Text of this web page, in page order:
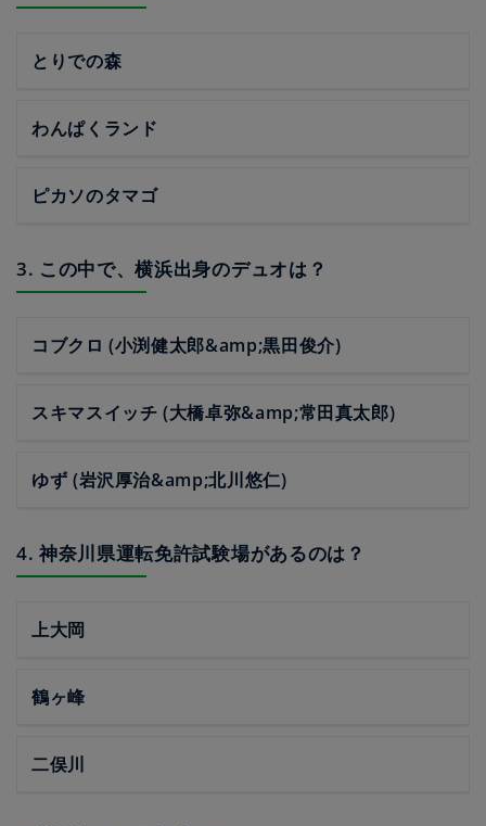
とりでの森
わんぱくランド
ピカソのタマゴ
3. この中で、横浜出身のデュオは？
コブクロ (小渕健太郎&amp;黒田俊介)
スキマスイッチ (大橋卓弥&amp;常田真太郎)
ゆず (岩沢厚治&amp;北川悠仁)
4. 神奈川県運転免許試験場があるのは？
上大岡
鶴ヶ峰
二俣川